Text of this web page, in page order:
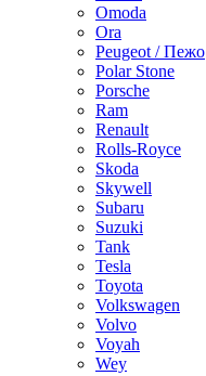
Omoda
Ora
Peugeot / Пежо
Polar Stone
Porsche
Ram
Renault
Rolls-Royce
Skoda
Skywell
Subaru
Suzuki
Tank
Tesla
Toyota
Volkswagen
Volvo
Voyah
Wey